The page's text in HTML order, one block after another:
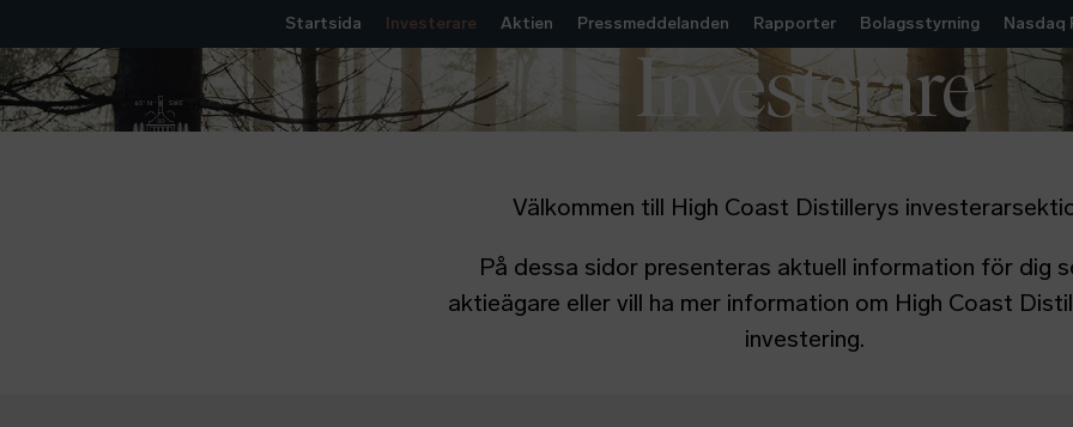
Hoppa till innehåll
Startsida Investerare Aktien Pressmeddelanden Rapporter Bolagsstyrning Nasdaq
Investerare
Välkommen till High Coast Distillerys
På dessa sidor presenteras aktuell information för dig
aktieägare eller vill ha mer information om High Coast
investering.